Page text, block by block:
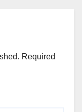
Required